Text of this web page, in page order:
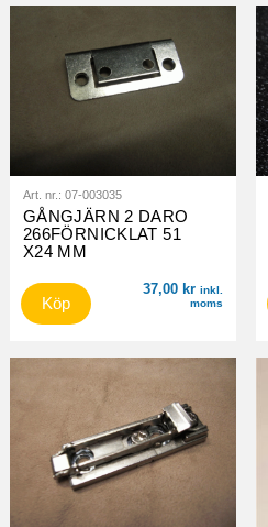
Art. nr.: 07-003035
GÅNGJÄRN 2 DARO
266FÖRNICKLAT 51
X24 MM
37,00 kr inkl.
moms
Köp